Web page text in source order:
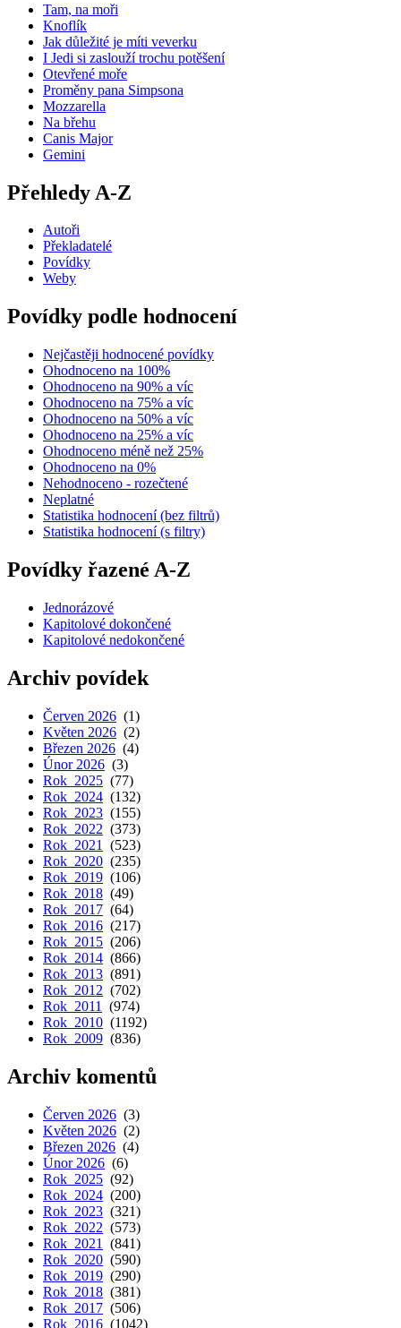
Tam, na moři
Knoflík
Jak důležité je míti veverku
I Jedi si zaslouží trochu potěšení
Otevřené moře
Proměny pana Simpsona
Mozzarella
Na břehu
Canis Major
Gemini
Přehledy A-Z
Autoři
Překladatelé
Povídky
Weby
Povídky podle hodnocení
Nejčastěji hodnocené povídky
Ohodnoceno na 100%
Ohodnoceno na 90% a víc
Ohodnoceno na 75% a víc
Ohodnoceno na 50% a víc
Ohodnoceno na 25% a víc
Ohodnoceno méně než 25%
Ohodnoceno na 0%
Nehodnoceno - rozečtené
Neplatné
Statistika hodnocení (bez filtrů)
Statistika hodnocení (s filtry)
Povídky řazené A-Z
Jednorázové
Kapitolové dokončené
Kapitolové nedokončené
Archiv povídek
Červen 2026 (1)
Květen 2026 (2)
Březen 2026 (4)
Únor 2026 (3)
Rok 2025 (77)
Rok 2024 (132)
Rok 2023 (155)
Rok 2022 (373)
Rok 2021
(523)
Rok 2020 (235)
Rok 2019 (106)
Rok 2018 (49)
Rok 2017 (64)
Rok 2016 (217)
Rok 2015 (206)
Rok 2014 (866)
Rok 2013 (891)
Rok 2012 (702)
Rok 2011
(974)
Rok 2010 (1192)
Rok 2009 (836)
Archiv komentů
Červen 2026 (3)
Květen 2026 (2)
Březen 2026 (4)
Únor 2026 (6)
Rok 2025 (92)
Rok 2024 (200)
Rok 2023 (321)
Rok 2022 (573)
Rok 2021
(841)
Rok 2020 (590)
Rok 2019 (290)
Rok 2018 (381)
Rok 2017 (506)
Rok 2016 (1042)